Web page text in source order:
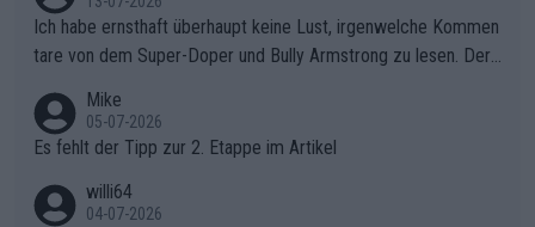
Ich habe ernsthaft überhaupt keine Lust, irgenwelche Kommen
tare von dem Super-Doper und Bully Armstrong zu lesen. Der
r die gehört nicht in dieses Medium!
Mike
05-07-2026
Es fehlt der Tipp zur 2. Etappe im Artikel
willi64
04-07-2026